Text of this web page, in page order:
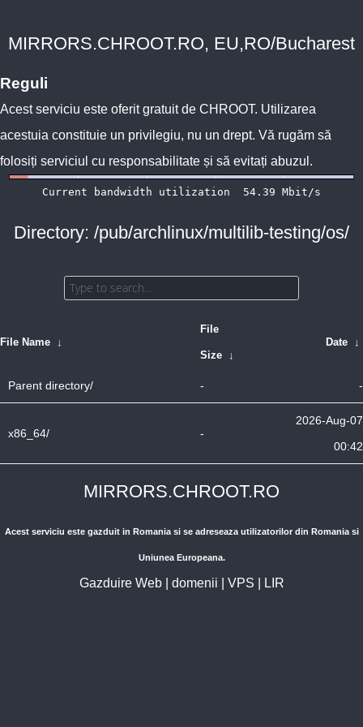
MIRRORS.CHROOT.RO, EU,RO/Bucharest
Reguli
Acest serviciu este oferit gratuit de CHROOT. Utilizarea
acestuia constituie un privilegiu, nu un drept. Vă rugăm să
folosiți serviciul cu responsabilitate și să evitați abuzul.
Directory: /pub/archlinux/multilib-testing/os/
File Name ↓
File
Size ↓
Date ↓
Parent directory/ - -
x86_64/ -
2026-Aug-07
00:42
MIRRORS.CHROOT.RO
Acest serviciu este gazduit in Romania si se adreseaza utilizatorilor din Romania si
Uniunea Europeana.
Gazduire Web| domenii VPS LIR